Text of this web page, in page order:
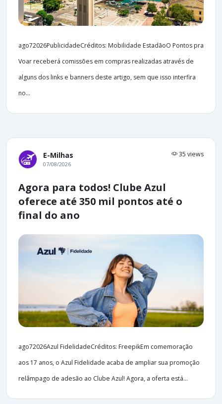
ago72026PublicidadeCréditos: Mobilidade EstadãoO Pontos pra
Voar receberá comissões em compras realizadas através de
alguns dos links e banners deste artigo, sem que isso interfira
no...
E-Milhas 35 views
07/08/2026
Agora para todos! Clube Azul
oferece até 350 mil pontos até o
final do ano
ago72026Azul FidelidadeCréditos: FreepikEm comemoração
aos 17 anos, o Azul Fidelidade acaba de ampliar sua promoção
relâmpago de adesão ao Clube Azul! Agora, a oferta está...